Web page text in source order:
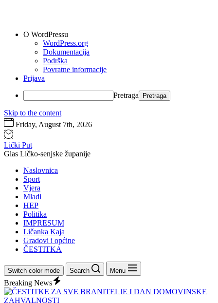
O WordPressu
WordPress.org
Dokumentacija
Podrška
Povratne informacije
Prijava
Pretraga
Skip to the content
Friday, August 7th, 2026
Lički Put
Glas Ličko-senjske županije
Naslovnica
Sport
Vjera
Mladi
HEP
Politika
IMPRESUM
Ličanka Kaja
Gradovi i općine
ČESTITKA
Switch color mode Search Menu
Breaking News